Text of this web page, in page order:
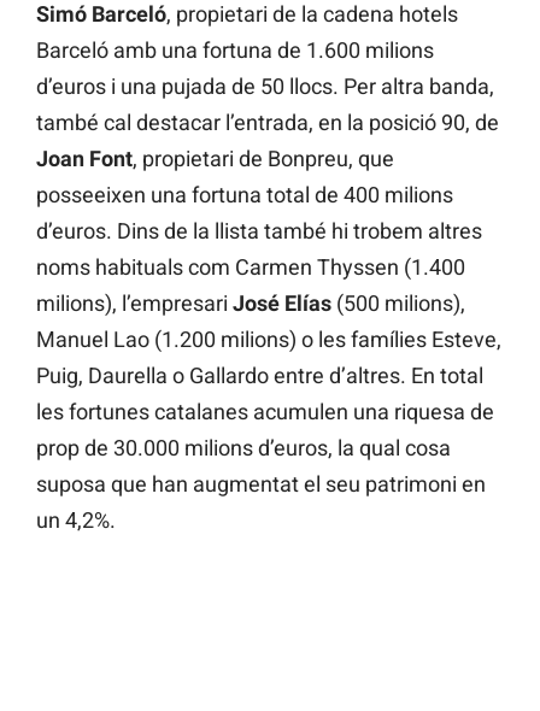
Simó Barceló, propietari de la cadena hotels
Barceló amb una fortuna de 1.600 milions
d’euros i una pujada de 50 llocs. Per altra banda,
també cal destacar l’entrada, en la posició 90, de
Joan Font, propietari de Bonpreu, que
posseeixen una fortuna total de 400 milions
d’euros. Dins de la llista també hi trobem altres
noms habituals com Carmen Thyssen (1.400
milions), l’empresari José Elías (500 milions),
Manuel Lao (1.200 milions) o les famílies Esteve,
Puig, Daurella o Gallardo entre d’altres. En total
les fortunes catalanes acumulen una riquesa de
prop de 30.000 milions d’euros, la qual cosa
suposa que han augmentat el seu patrimoni en
un 4,2%.